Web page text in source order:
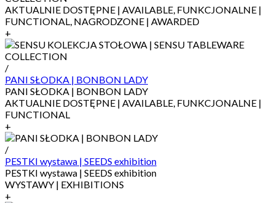
AKTUALNIE DOSTĘPNE | AVAILABLE, FUNKCJONALNE |
FUNCTIONAL, NAGRODZONE | AWARDED
+
/
PANI SŁODKA | BONBON LADY
PANI SŁODKA | BONBON LADY
AKTUALNIE DOSTĘPNE | AVAILABLE, FUNKCJONALNE |
FUNCTIONAL
+
/
PESTKI wystawa | SEEDS exhibition
PESTKI wystawa | SEEDS exhibition
WYSTAWY | EXHIBITIONS
+